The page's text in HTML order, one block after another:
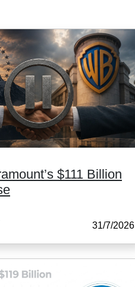
$111 Billion
31/7/2026